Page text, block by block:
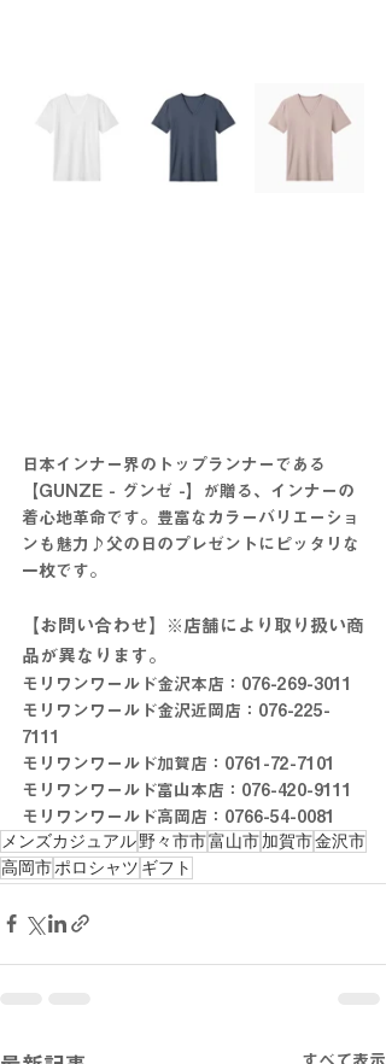
日本インナー界のトップランナーである
【GUNZE - グンゼ -】が贈る、インナーの
着心地革命です。豊富なカラーバリエーショ
ンも魅力♪父の日のプレゼントにピッタリな
一枚です。
【お問い合わせ】※店舗により取り扱い商
品が異なります。
モリワンワールド金沢本店：076-269-3011
モリワンワールド金沢近岡店：076-225-
7111
モリワンワールド加賀店：0761-72-7101
モリワンワールド富山本店：076-420-9111
モリワンワールド高岡店：0766-54-0081
メンズカジュアル野々市市富山市加賀市金沢市
高岡市ポロシャツ ギフト
すべて表示